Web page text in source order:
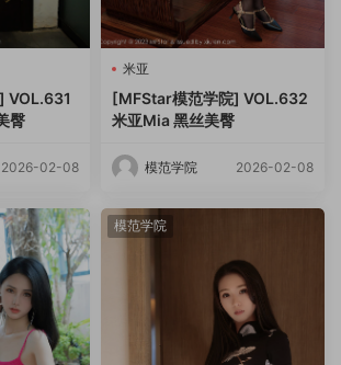
VOL.631
臀
2026-02-08
米亚
[MFStar模范学院] VOL.632
米亚Mia 黑丝美臀
模范学院 2026-02-08
模范学院